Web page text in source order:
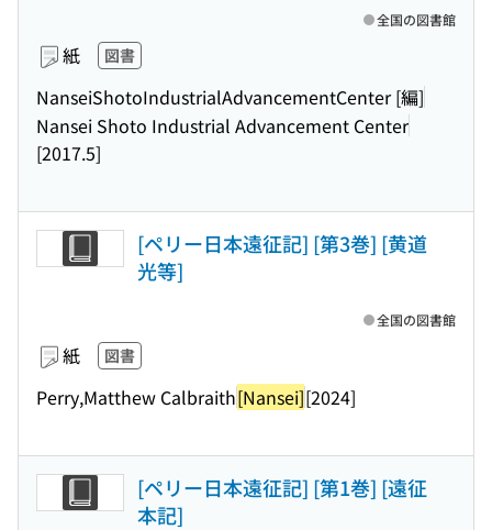
紙 図書
NanseiShotoIndustrialAdvancementCenter [編]
Nansei Shoto Industrial Advancement Center
[2017.5]
全国の図書館
[ペリー日本遠征記] [第3巻] [黄道
光等]
紙 図書
Perry,Matthew Calbraith[Nansei][2024]
全国の図書館
[ペリー日本遠征記] [第1巻] [遠征
本記]